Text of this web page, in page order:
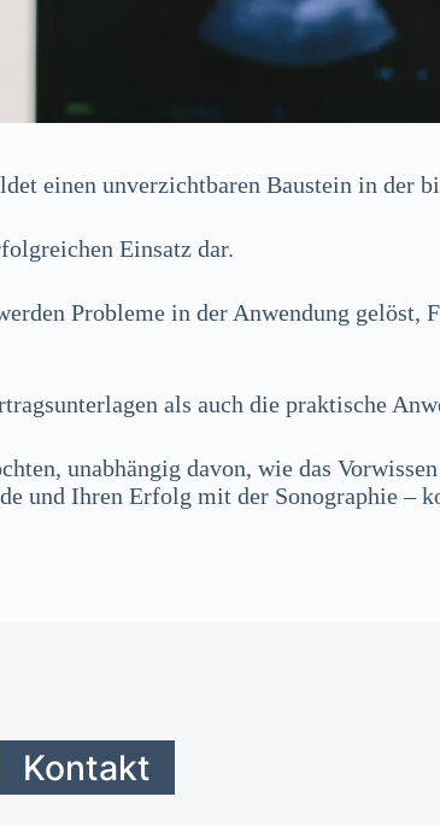
einen unverzichtbaren Baustein in der
Einsatz dar.
Probleme in der Anwendung gelöst,
als auch die praktische
unabhängig davon, wie das
und Ihren Erfolg mit der Sonographie –
Kontakt